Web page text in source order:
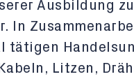
Ausbildung
In
tätigen
Litzen,